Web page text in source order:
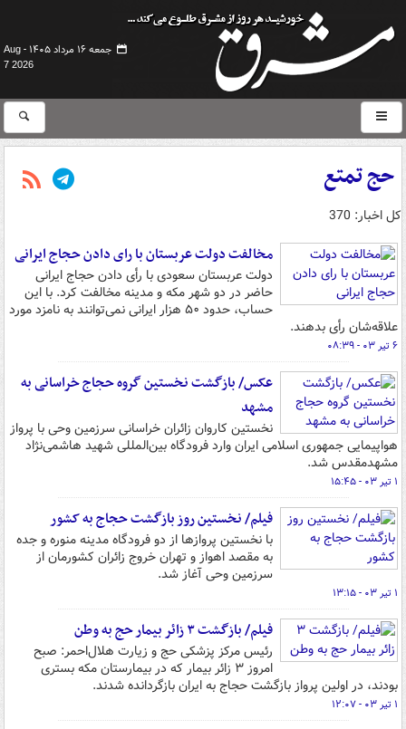
جمعه ۱۶ مرداد ۱۴۰۵ -
Aug
7 2026
حج تمتع
کل اخبار: 370
مخالفت دولت عربستان با رای دادن حجاج ایرانی
دولت عربستان سعودی با رأی دادن حجاج ایرانی
حاضر در دو شهر مکه و مدینه مخالفت کرد. با این
حساب، حدود ۵۰ هزار ایرانی نمی‌توانند به نامزد مورد
علاقه‌شان رأی بدهند.
۶ تیر ۰۳ - ۰۸:۳۹
عکس/ بازگشت نخستین گروه حجاج خراسانی به
مشهد
نخستین کاروان زائران خراسانی سرزمین وحی با پرواز
هواپیمایی جمهوری اسلامی ایران وارد فرودگاه بین‌المللی شهید هاشمی‌نژاد
مشهدمقدس شد.
۱ تیر ۰۳ - ۱۵:۴۵
فیلم/ نخستین روز بازگشت حجاج به کشور
با نخستین پروازها از دو فرودگاه مدینه منوره و جده
به مقصد اهواز و تهران خروج زائران کشورمان از
سرزمین وحی آغاز شد.
۱ تیر ۰۳ - ۱۳:۱۵
فیلم/ بازگشت ۳ زائر بیمار حج به وطن
رئیس مرکز پزشکی حج و زیارت هلال‌احمر: صبح
امروز ۳ زائر بیمار که در بیمارستان مکه بستری
بودند، در اولین پرواز بازگشت حجاج به ایران بازگردانده شدند.
۱ تیر ۰۳ - ۱۲:۰۷